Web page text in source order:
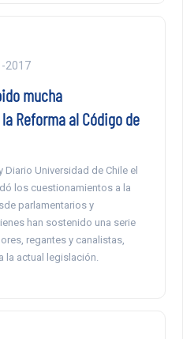
2017
mucha
Reforma al Código de
Universidad de Chile el
los cuestionamientos a la
parlamentarios y
han sostenido una serie
regantes y canalistas,
la actual legislación.